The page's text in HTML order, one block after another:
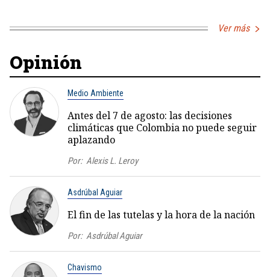
Ver más
Opinión
Medio Ambiente
Antes del 7 de agosto: las decisiones
climáticas que Colombia no puede seguir
aplazando
Por: Alexis L. Leroy
Asdrúbal Aguiar
El fin de las tutelas y la hora de la nación
Por: Asdrúbal Aguiar
Chavismo